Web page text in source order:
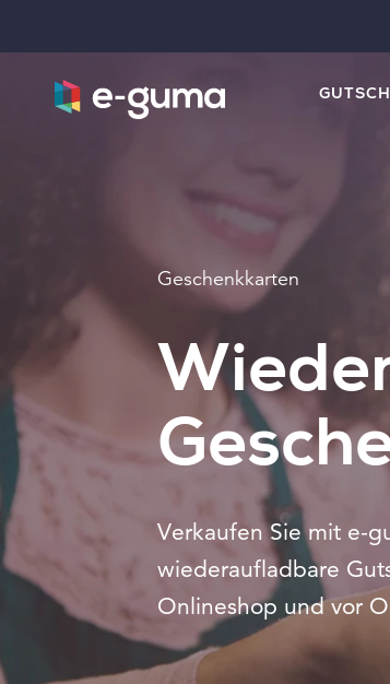
Geschenkkarten
Verkaufen Sie mit e-
wiederaufladbare
Onlineshop und vor